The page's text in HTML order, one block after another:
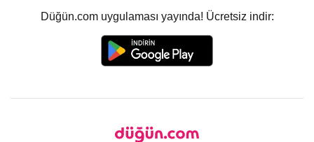
Düğün.com uygulaması yayında! Ücretsiz indir: